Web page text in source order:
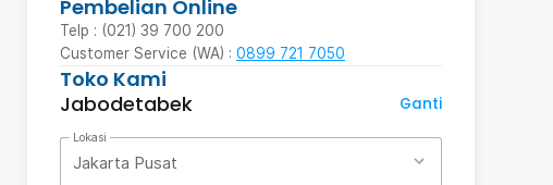
Pembelian Online
Telp : (021) 39 700 200
Customer Service (WA) : 0899 721 7050
Toko Kami
Jabodetabek
Ganti
Lokasi
Jakarta Pusat